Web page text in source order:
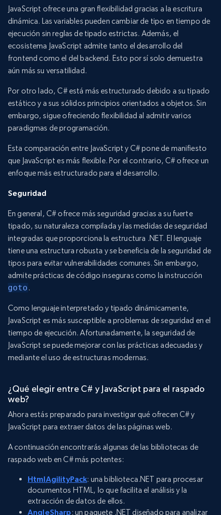
JavaScript ofrece una gran flexibilidad gracias a la escritura
dinámica. Las variables pueden cambiar de tipo en tiempo de
ejecución sin reglas de tipado estrictas. Además, el
ecosistema JavaScript admite tanto el desarrollo del
frontend como el del backend. Esto por sí solo demuestra
aún más su versatilidad.
Por otro lado, C# está más estructurado debido a su tipado
estático y a sus sólidos principios orientados a objetos. Sin
embargo, sigue ofreciendo flexibilidad al admitir varios
paradigmas de programación.
Esta comparación entre JavaScript y C# pone de manifiesto
que JavaScript es más flexible. Por el contrario, C# ofrece un
enfoque más estructurado para el desarrollo.
Seguridad
En general, C# ofrece más seguridad gracias a su fuerte
tipado, su naturaleza compilada y las medidas de seguridad
integradas que proporciona la estructura .NET. El lenguaje
tiene una estructura robusta y se beneficia de la seguridad de
tipos para evitar vulnerabilidades comunes. Sin embargo,
admite prácticas de código inseguras como la instrucción
goto .
Como lenguaje interpretado y tipado dinámicamente,
JavaScript es más susceptible a problemas de seguridad en el
tiempo de ejecución. Afortunadamente, la seguridad de
JavaScript se puede mejorar con las prácticas adecuadas y
mediante el uso de estructuras modernas.
¿Qué elegir entre C# y JavaScript para el raspado
web?
Ahora estás preparado para investigar qué ofrecen C# y
JavaScript para extraer datos de las páginas web.
A continuación encontrarás algunas de las bibliotecas de
raspado web en C# más potentes:
HtmlAgilityPack: una biblioteca.NET para procesar
documentos HTML, lo que facilita el análisis y la
extracción de datos de ellos.
AngleSharp : un paquete .NET diseñado para analizar